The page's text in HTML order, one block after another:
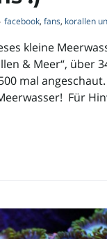
facebook, fans, korallen
kleine
& Meer“, über
mal
Für